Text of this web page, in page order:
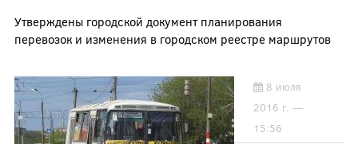
Утверждены городской документ планирования
перевозок и изменения в городском реестре маршрутов
8 июля
2016 г. —
15:56